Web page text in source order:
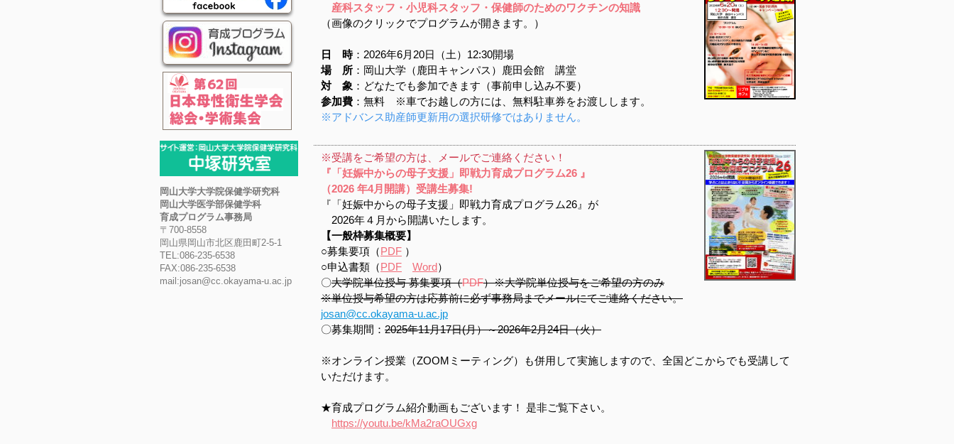
産科スタッフ・小児科スタッフ・保健師のためのワクチンの知識
（画像のクリックでプログラムが開きます。）
日 時：2026年6月20日（土）12:30開場
場 所 ：岡山大学（鹿田キャンパス）鹿田会館 講堂
対 象 ：どなたでも参加できます（事前申し込み不要）
参加費 ：無料 ※車でお越しの方には、無料駐車券をお渡しします。
※アドバンス助産師更新用の選択研修ではありません。
※受講をご希望の方は、メールでご連絡ください！
『「妊娠中からの母子支援」即戦力育成プログラム26 』
（2026 年4月開講）受講生募集!
『「妊娠中からの母子支援」即戦力育成プログラム26』が
2026年４月から開講いたします。
【一般枠募集概要】
○募集要項（PDF ）
○申込書類（PDF Word）
〇大学院単位授与 募集要項（PDF）※大学院単位授与をご希望の方のみ
※単位授与希望の方は応募前に必ず事務局までメールにてご連絡ください。
josan@cc.okayama-u.ac.jp
〇募集期間： 2025年11月17日(月）～2026年2月24日（火）
※オンライン授業（ZOOMミーティング）も併用して実施しますので、全国どこからでも受講して
いただけます。
★育成プログラム紹介動画もございます！ 是非ご覧下さい。
https://youtu.be/kMa2raOUGxg
岡山大学大学院保健学研究科
岡山大学医学部保健学科
育成プログラム事務局
〒700-8558
岡山県岡山市北区鹿田町2-5-1
TEL:086-235-6538
FAX:086-235-6538
mail:josan@cc.okayama-u.ac.jp